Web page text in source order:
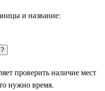
Сием Рип и
является колоритный
сокровищу страны.
Ангкор—
и название:
проверить наличие мест
нужно время.